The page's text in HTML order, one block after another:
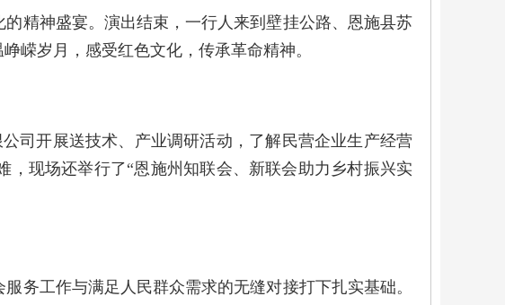
精神盛宴。演出结束，一行人来到壁挂公路、恩施县苏
嵘岁月，感受红色文化，传承革命精神。
开展送技术、产业调研活动，了解民营企业生产经营
现场还举行了“恩施州知联会、新联会助力乡村振兴实
工作与满足人民群众需求的无缝对接打下扎实基础。